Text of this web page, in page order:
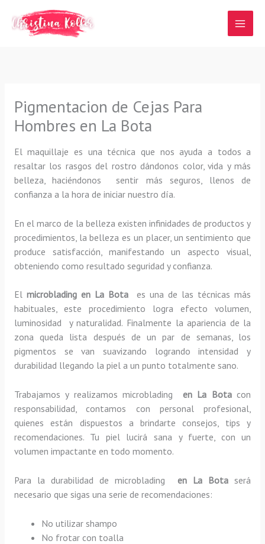
contenido
Pigmentacion de Cejas Para
Hombres en La Bota
El maquillaje es una técnica que nos ayuda a todos a
resaltar los rasgos del rostro dándonos color, vida y más
belleza, haciéndonos sentir más seguros, llenos de
confianza a la hora de iniciar nuestro día.
En el marco de la belleza existen infinidades de productos y
procedimientos, la belleza es un placer, un sentimiento que
produce satisfacción, manifestando un aspecto visual,
obteniendo como resultado seguridad y confianza.
El microblading en La Bota es una de las técnicas más
habituales, este procedimiento logra efecto volumen,
luminosidad y naturalidad. Finalmente la apariencia de la
zona queda lista después de un par de semanas, los
pigmentos se van suavizando logrando intensidad y
durabilidad llegando la piel a un punto totalmente sano.
Trabajamos y realizamos microblading en La Bota con
responsabilidad, contamos con personal profesional,
quienes están dispuestos a brindarte consejos, tips y
recomendaciones. Tu piel lucirá sana y fuerte, con un
volumen impactante en todo momento.
Para la durabilidad de microblading en La Bota será
necesario que sigas una serie de recomendaciones:
No utilizar shampo
No frotar con toalla